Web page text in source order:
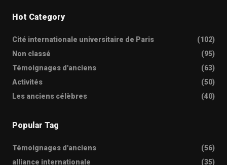
Hot Category
Cité internationale universitaire de Paris
(102)
Non classé
(95)
Témoignages d'anciens
(63)
Activités
(50)
Les anciens célèbres
(40)
Popular Tag
Témoignages d'anciens
(56)
alliance internationale
(35)